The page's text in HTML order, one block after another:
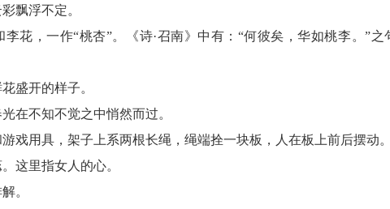
飘浮不定。
李花，一作“桃杏”。《诗·召南》中有：“何彼矣，华如桃李。”
盛开的样子。
在不知不觉之中悄然而过。
游戏用具，架子上系两根长绳，绳端拴一块板，人在板上前后摆动。
这里指女人的心。
。